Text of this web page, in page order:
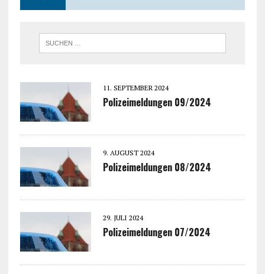
11. SEPTEMBER 2024
Polizeimeldungen 09/2024
9. AUGUST 2024
Polizeimeldungen 08/2024
29. JULI 2024
Polizeimeldungen 07/2024